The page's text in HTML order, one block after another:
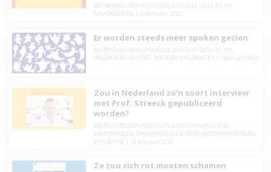
BESTRIJDINGSMAATREGELEN COVID-19, DATA-R0-IFR
MAATREGELEN
20 februari 2023
Er worden steeds meer spoken gezien
BESTRIJDINGSMAATREGELEN COVID-19, DATA-R0-IFR
ONDERZOEK
POLITIEK POLITIEK VACCINATIE 17 februari 2023
Zou in Nederland zo’n soort interview
met Prof. Streeck gepubliceerd
worden?
BESTRIJDINGSMAATREGELEN COVID-19, EVALUATIE
MAATREGELEN OVERHEIDSFALEN OVERHEIDSMAATREGELEN
VACCINATIE
14 februari 2023
Ze zou zich rot moeten schamen